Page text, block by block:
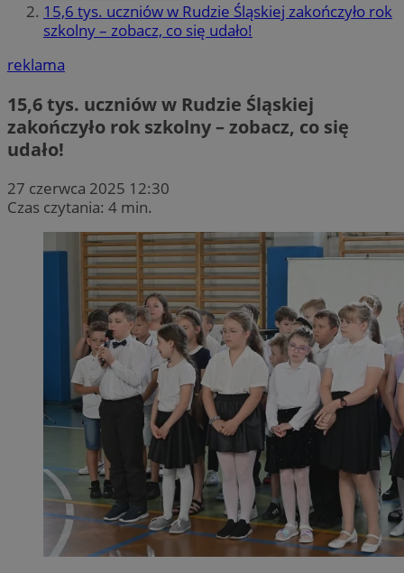
15,6 tys. uczniów w Rudzie Śląskiej zakończyło rok
szkolny – zobacz, co się udało!
reklama
15,6 tys. uczniów w Rudzie Śląskiej
zakończyło rok szkolny – zobacz, co się
udało!
27 czerwca 2025 12:30
Czas czytania: 4 min.